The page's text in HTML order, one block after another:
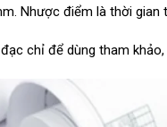
Nhược điểm là thời gian
chỉ để dùng tham